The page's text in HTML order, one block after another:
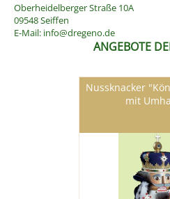
Oberheidelberger Straße 10A
09548 Seiffen
E-Mail: info@dregeno.de
ANGEBOTE
Nussknacker
mit